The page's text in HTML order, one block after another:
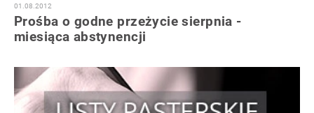
01.08.2012
Prośba o godne przeżycie sierpnia -
miesiąca abstynencji